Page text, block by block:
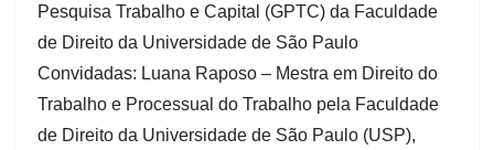
Pesquisa Trabalho e Capital (GPTC) da Faculdade
de Direito da Universidade de São Paulo
Convidadas: Luana Raposo – Mestra em Direito do
Trabalho e Processual do Trabalho pela Faculdade
de Direito da Universidade de São Paulo (USP),